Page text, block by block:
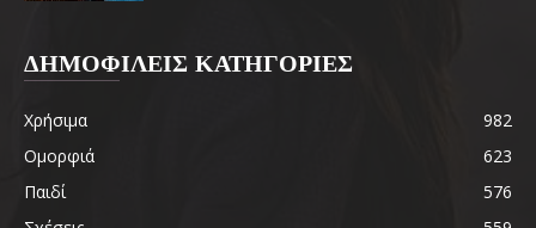
ΔΗΜΟΦΙΛΕΙΣ ΚΑΤΗΓΟΡΙΕΣ
Χρήσιμα
982
Ομορφιά
623
Παιδί
576